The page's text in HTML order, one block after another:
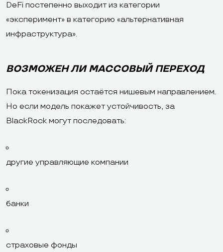
DeFi постепенно выходит из категории
«эксперимент» в категорию «альтернативная
инфраструктура».
ВОЗМОЖЕН ЛИ МАССОВЫЙ ПЕРЕХОД
Пока токенизация остаётся нишевым направлением.
Но если модель покажет устойчивость, за
BlackRock могут последовать:
другие управляющие компании
банки
страховые фонды